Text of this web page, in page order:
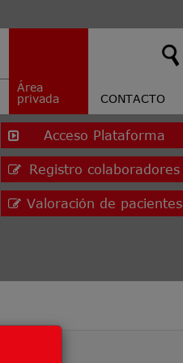
Área
privada
CONTACTO
Acceso Plataforma
Registro colaboradores
Valoración de pacientes